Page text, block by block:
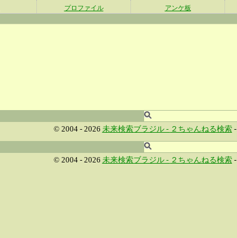
プロファイル アンケ板
© 2004 - 2026 未来検索ブラジル - ２ちゃんねる検索-
© 2004 - 2026 未来検索ブラジル - ２ちゃんねる検索-